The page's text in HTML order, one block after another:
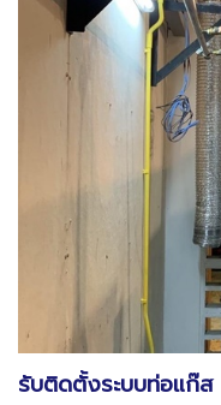
รับติดตั้งระบบท่อแก๊ส